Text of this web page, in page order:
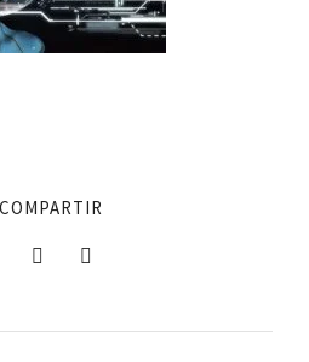
COMPARTIR